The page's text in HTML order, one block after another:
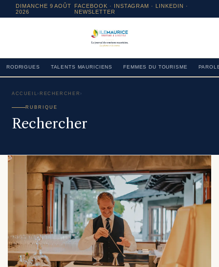
DIMANCHE 9 AOÛT
2026
FACEBOOK · INSTAGRAM · LINKEDIN ·
NEWSLETTER
RODRIGUES TALENTS MAURICIENS FEMMES DU TOURISME
ACCUEIL › RECHERCHER ›
RUBRIQUE
Rechercher